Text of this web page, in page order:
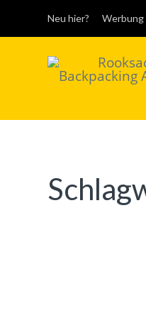
Neu hier? Werbung
Reiseblog für